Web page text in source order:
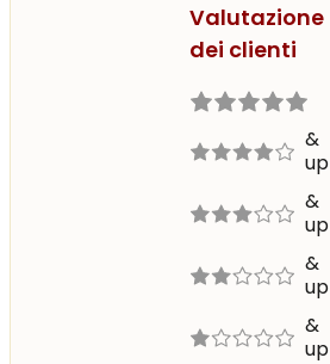
Valutazione
dei clienti
Valutazione
&
up
&
up
&
up
&
up